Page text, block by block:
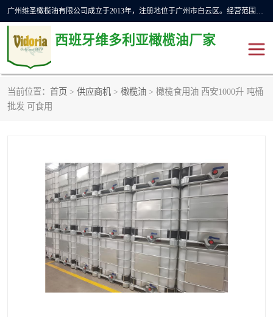
广州维圣橄榄油有限公司成立于2013年，注册地位于广州市白云区。经营范围包括饲料原料销售;畜牧渔业饲料销售;化妆品批发;贸易经纪;食品进出口等，主要产品有：橄榄果渣油，橄榄油，纯橄榄油等。
西班牙维多利亚橄榄油厂家
当前位置： 首页 > 供应商机 > 橄榄油 > 橄榄食用油 西安1000升 吨桶
批发 可食用
橄榄油
橄榄果渣油 精炼橄榄油